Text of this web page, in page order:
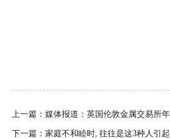
上一篇： 媒体报道：英国伦敦金属交易所
下一篇： 家庭不和睦时, 往往是这3种人引